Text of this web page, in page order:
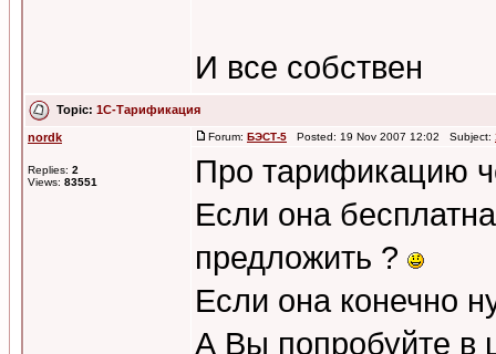
И все собствен
Topic: 1C-Тарификация
nordk
Replies: 2
Views: 83551
Forum: БЭСТ-5 Posted: 19 Nov 2007 12:02 Subject:
Про тарификацию
Если она
предложить ?
Если она конечно
А Вы попробуйте в